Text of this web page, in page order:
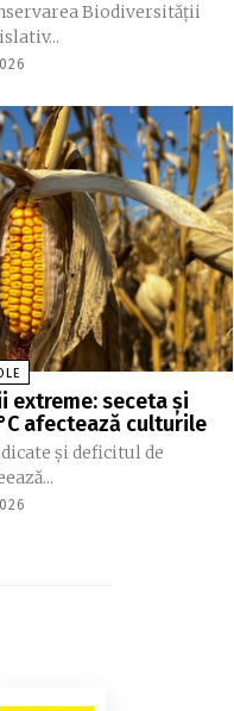
Biodiversității
extreme: seceta și
afectează culturile
și deficitul de